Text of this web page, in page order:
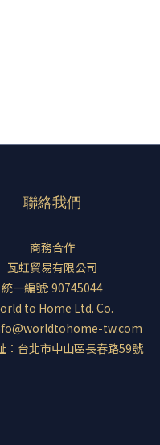
聯絡我們
商務合作
瓦虹貿易有限公司
統一編號: 90745044
to Home Ltd. Co.
tw.com
：台北市中山區長春路59號